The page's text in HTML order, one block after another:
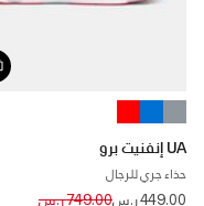
UA إنفنيت برو
حذاء جري للرجال
449.00 ر.س Price reduced from
749.00 ر.س to